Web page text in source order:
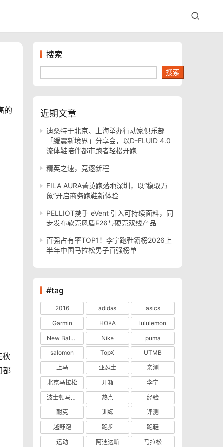
的
秋
都
搜索
搜索
近期文章
迪桑特于北京、上海举办行动家俱乐部
「缓震新境界」分享会，以D-FLUID 4.0
流体鞋陪伴都市跑者轻松开跑
精英之速，竞逐新程
FILA AURA菁英跑落地深圳，以“稳驭万
象”开启商务跑鞋新体验
PELLIOT携手 eVent 引入可持续面料，同
步发布软壳风盾E26与硬壳双线产品
百强占有率TOP1！李宁跑鞋霸榜2026上
半年中国马拉松男子百强榜单
#tag
2016 adidas
asics
Garmin
HOKA
lululemon
New Balance
Nike
puma
salomon
TopX
UTMB
上马
亚瑟士
亲测
北京马拉松
开箱
李宁
波士顿马拉松
热点
经验
耐克
训练
评测
越野跑
跑步
跑鞋
运动
阿迪达斯 马拉松